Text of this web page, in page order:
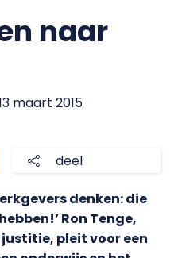
naar
maart 2015
deel
denken: die
Ron Tenge,
pleit voor een